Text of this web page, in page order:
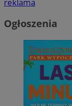
reklama
Ogłoszenia